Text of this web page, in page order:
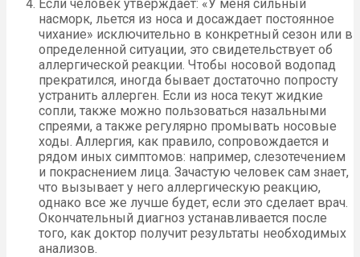
Если человек утверждает: «У меня сильный
насморк, льется из носа и досаждает постоянное
чихание» исключительно в конкретный сезон или в
определенной ситуации, это свидетельствует об
аллергической реакции. Чтобы носовой водопад
прекратился, иногда бывает достаточно попросту
устранить аллерген. Если из носа текут жидкие
сопли, также можно пользоваться назальными
спреями, а также регулярно промывать носовые
ходы. Аллергия, как правило, сопровождается и
рядом иных симптомов: например, слезотечением
и покраснением лица. Зачастую человек сам знает,
что вызывает у него аллергическую реакцию,
однако все же лучше будет, если это сделает врач.
Окончательный диагноз устанавливается после
того, как доктор получит результаты необходимых
анализов.